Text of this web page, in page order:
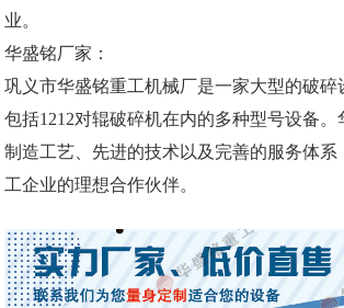
业。
华盛铭厂家：
巩义市华盛铭重工机械厂是一家大型的破碎
包括1212对辊破碎机在内的多种型号设备
制造工艺、先进的技术以及完善的服务体系
工企业的理想合作伙伴。